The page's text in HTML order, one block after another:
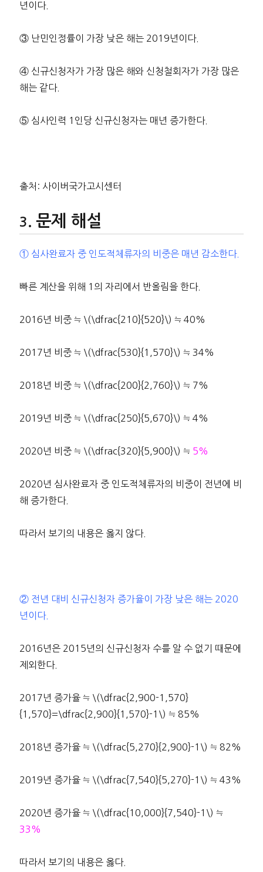
년이다.
③ 난민인정률이 가장 낮은 해는 2019년이다.
④ 신규신청자가 가장 많은 해와 신청철회자가 가장 많은
해는 같다.
⑤ 심사인력 1인당 신규신청자는 매년 증가한다.
출처: 사이버국가고시센터
문제 해설
① 심사완료자 중 인도적체류자의 비중은 매년 감소한다.
빠른 계산을 위해 1의 자리에서 반올림을 한다.
2016년 비중 ≒ \(\dfrac{210}{520}\) ≒ 40%
2017년 비중 ≒ \(\dfrac{530}{1,570}\) ≒ 34%
2018년 비중 ≒ \(\dfrac{200}{2,760}\) ≒ 7%
2019년 비중 ≒ \(\dfrac{250}{5,670}\) ≒ 4%
2020년 비중 ≒ \(\dfrac{320}{5,900}\) ≒ 5%
2020년 심사완료자 중 인도적체류자의 비중이 전년에 비
해 증가한다.
따라서 보기의 내용은 옳지 않다.
② 전년 대비 신규신청자 증가율이 가장 낮은 해는 2020
년이다.
2016년은 2015년의 신규신청자 수를 알 수 없기 때문에
제외한다.
2017년 증가율 ≒ \(\dfrac{2,900-1,570}
{1,570}=\dfrac{2,900}{1,570}-1\) ≒ 85%
2018년 증가율 ≒ \(\dfrac{5,270}{2,900}-1\) ≒ 82%
2019년 증가율 ≒ \(\dfrac{7,540}{5,270}-1\) ≒ 43%
2020년 증가율 ≒ \(\dfrac{10,000}{7,540}-1\) ≒
33%
따라서 보기의 내용은 옳다.